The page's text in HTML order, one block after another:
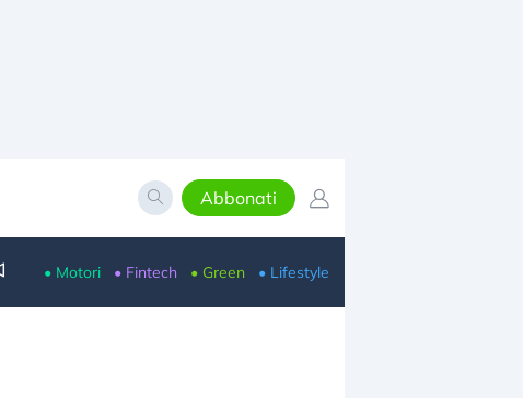
Abbonati
• Motori • Fintech • Green • Lifestyle